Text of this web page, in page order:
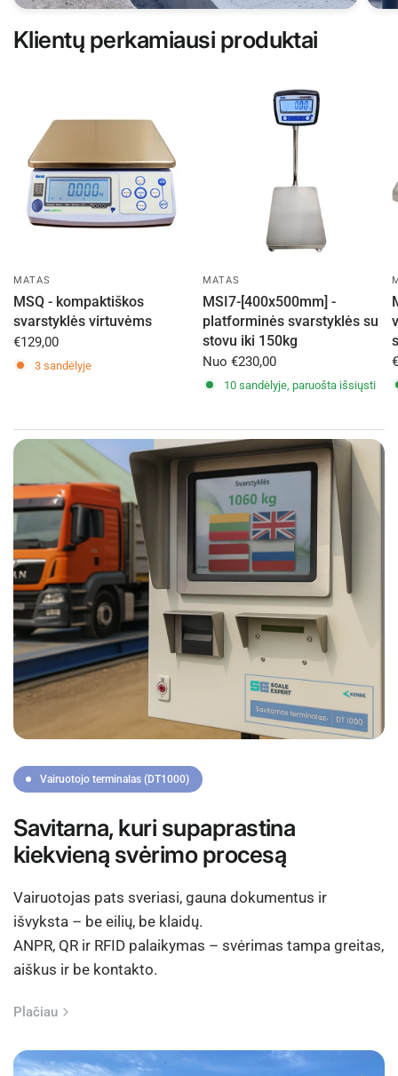
Klientų perkamiausi produktai
MATAS
MSQ - kompaktiškos
svarstyklės virtuvėms
€129,00
3 sandėlyje
MATAS
MSI7-[400x500mm] -
platforminės svarstyklės su
stovu iki 150kg
Nuo €230,00
10 sandėlyje, paruošta išsiųsti
Vairuotojo terminalas (DT1000)
Savitarna, kuri supaprastina
kiekvieną svėrimo procesą
Vairuotojas pats sveriasi, gauna dokumentus ir
išvyksta – be eilių, be klaidų.
ANPR, QR ir RFID palaikymas – svėrimas tampa greitas,
aiškus ir be kontakto.
Plačiau